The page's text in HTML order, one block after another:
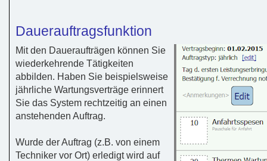
Dauerauftragsfunktion
Mit den Daueraufträgen können Sie
wiederkehrende Tätigkeiten
abbilden. Haben Sie beispielsweise
jährliche Wartungsverträge erinnert
Sie das System rechtzeitig an einen
anstehenden Auftrag.
Wurde der Auftrag (z.B. von einem
Techniker vor Ort) erledigt wird auf